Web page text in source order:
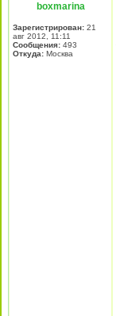
boxmarina
Зарегистрирован: 21
авг 2012, 11:11
Сообщения: 493
Откуда: Москва